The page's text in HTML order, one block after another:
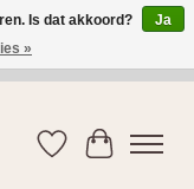
verzending > 75 euro (2
Verlanglijst
Is dat akkoord?
Ja
»